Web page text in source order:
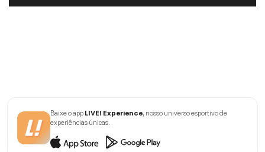
Baixe o appLIVE! Experience, nosso universo esportivo de
experiências únicas.